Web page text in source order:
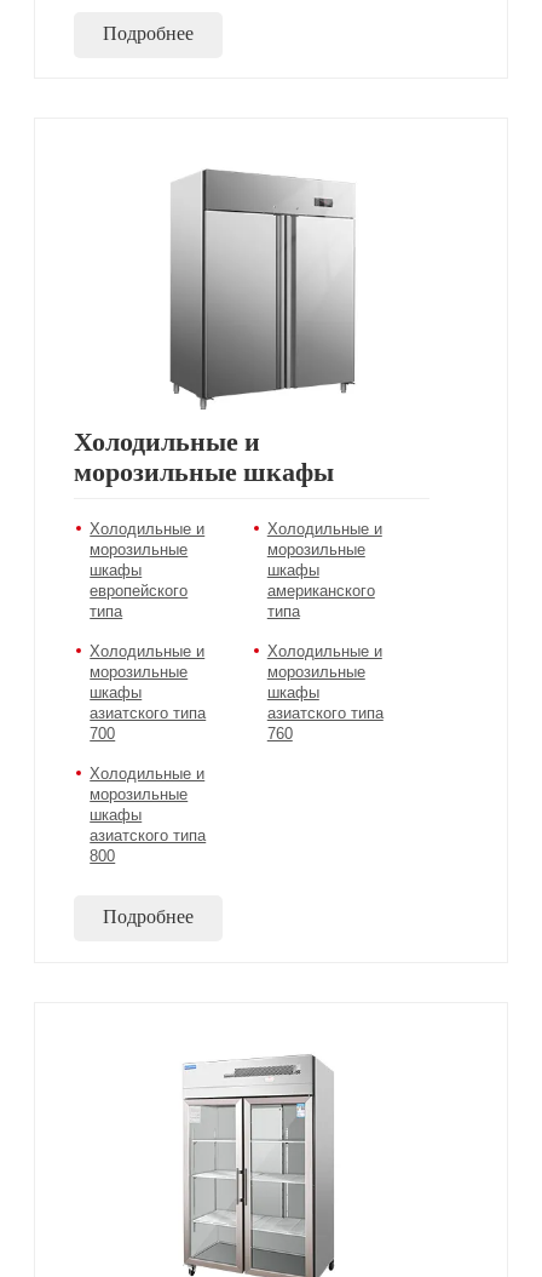
Подробнее
Холодильные и
морозильные шкафы
Холодильные и
морозильные
шкафы
европейского
типа
Холодильные и
морозильные
шкафы
американского
типа
Холодильные и
морозильные
шкафы
азиатского типа
700
Холодильные и
морозильные
шкафы
азиатского типа
760
Холодильные и
морозильные
шкафы
азиатского типа
800
Подробнее